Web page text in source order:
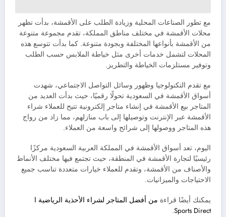
مع تطور الصناعات المحلية وزيادة الطلب على الأقمشة، بدأت تظهر
محلات الأقمشة في مختلف مناطق المملكة، تقدم مجموعة متنوعة
من الأقمشة بأنواعها المختلفة وبجودة متنوعة. كما بدأت تتوسع هذه
المحلات لتشمل خدمات أخرى مثل خياطة الملابس حسب الطلب
وتوفير مستلزمات الخياطة والتطريز.
مع تقدم التكنولوجيا وظهور وسائل التواصل الاجتماعي، شهدت
أسواق الأقمشة في السعودية تحولًا رقميًا، حيث بدأت العديد من
المتاجر بيع الأقمشة في إنشاء متاجر إلكترونية تتيح للعملاء شراء
الأقمشة عبر الإنترنت وتوصيلها إلى باب منازلهم، مما زاد من رواج
هذه المتاجر ووصولها إلى شرائح واسعة من العملاء.
اليوم، تعد أسواق الأقمشة في المملكة العربية السعودية مركزًا
رئيسيًا لتجارة الأقمشة في المنطقة، حيث تجتمع فيها مختلف الأنماط
والأصناف من الأقمشة، وتقدم للعملاء خيارات متعددة تناسب جميع
الاحتياجات والميزانيات.
يمكنك أيضًا قراءة من أفضل المتاجر لشراء الأحذية الرياضية ا
Sports Direct
.